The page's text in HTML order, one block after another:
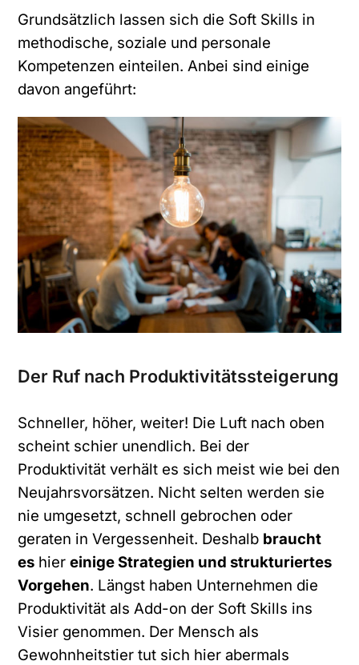
Grundsätzlich lassen sich die Soft Skills in
methodische, soziale und personale
Kompetenzen einteilen. Anbei sind einige
davon angeführt:
Der Ruf nach Produktivitätssteigerung
Schneller, höher, weiter! Die Luft nach oben
scheint schier unendlich. Bei der
Produktivität verhält es sich meist wie bei den
Neujahrsvorsätzen. Nicht selten werden sie
nie umgesetzt, schnell gebrochen oder
geraten in Vergessenheit. Deshalb braucht
es hiereinige Strategien und strukturiertes
Vorgehen. Längst haben Unternehmen die
Produktivität als Add-on der Soft Skills ins
Visier genommen. Der Mensch als
Gewohnheitstier tut sich hier abermals